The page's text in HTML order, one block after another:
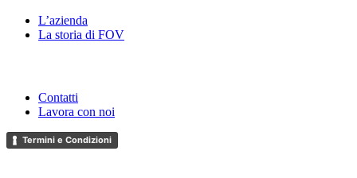
L’azienda
La storia di FOV
Contatti
Lavora con noi
Termini e Condizioni